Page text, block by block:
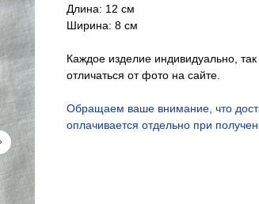
Длина: 12 см
Ширина: 8 см
Каждое изделие индивидуально,
отличаться от фото на сайте.
Обращаем ваше внимание, что
оплачивается отдельно при